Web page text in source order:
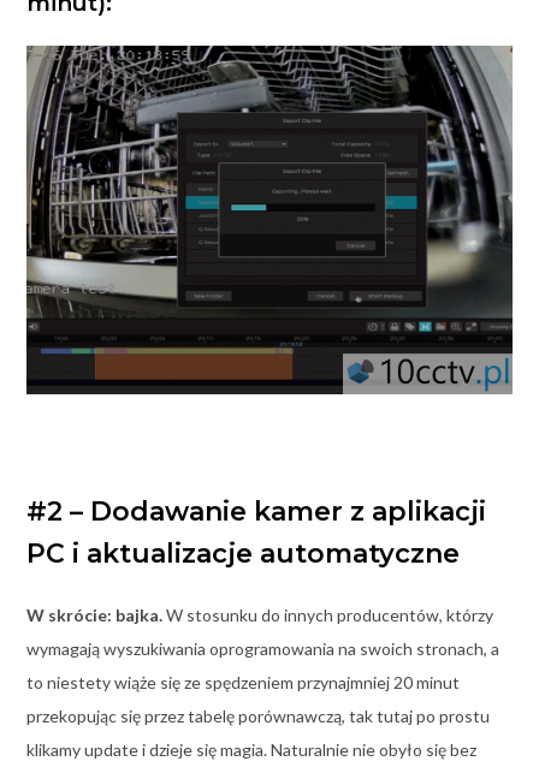
#2 – Dodawanie kamer z aplikacji
PC i aktualizacje automatyczne
W skrócie: bajka.W stosunku do innych producentów, którzy
wymagają wyszukiwania oprogramowania na swoich stronach, a
to niestety wiąże się ze spędzeniem przynajmniej 20 minut
przekopując się przez tabelę porównawczą, tak tutaj po prostu
klikamy update i dzieje się magia. Naturalnie nie obyło się bez